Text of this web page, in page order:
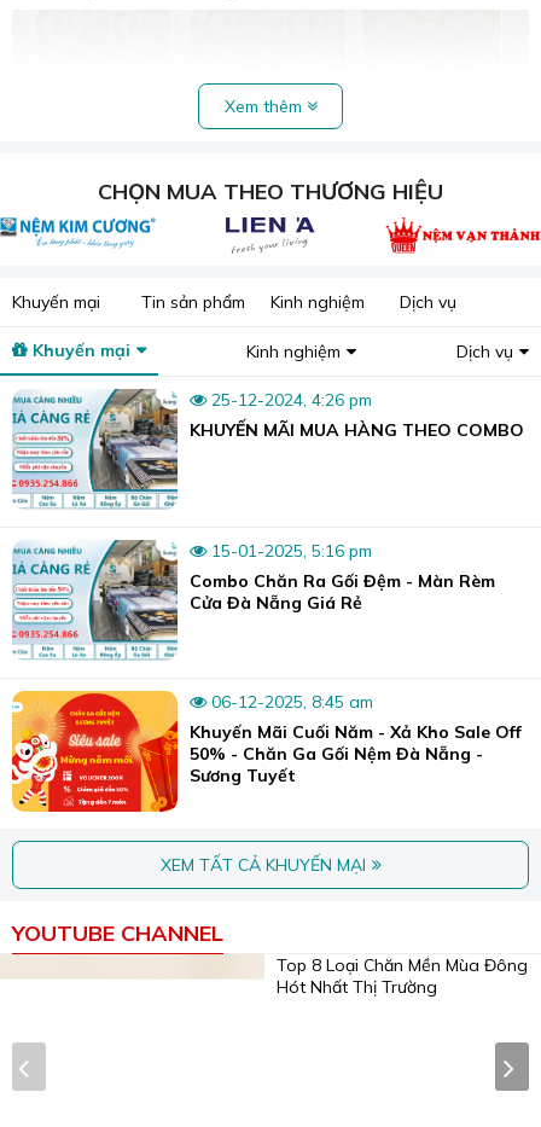
Màn roman: lựa chọn hoàn hảo cho ngôi nhà bạn.
1. Cấu Tạo Của Rèm Roman Xếp Lớp
Một bộ rèm vải xếp lớp cơ bản bao gồm tấm vải chính
được may theo các đường ngang cách đều nhau. Các
đường may này tạo thành các nếp gấp khi rèm được kéo
lên.
Cấu tạo chi tiết của rèm roman xếp lớp.
Hệ thống dây kéo và thanh đỡ phía trên đóng vai trò quan
trọng trong việc vận hành rèm.
chồng lên nhau, mở ra không gian và đón ánh sáng tự
nhiên.
Xem thêm
CHỌN MUA THEO THƯƠNG HIỆU
Khuyến mại Tin sản phẩm Kinh nghiệm Dịch vụ
Khuyến mại Kinh nghiệm Dịch vụ
25-12-2024, 4:26 pm
KHUYẾN MÃI MUA HÀNG THEO COMBO
15-01-2025, 5:16 pm
Combo Chăn Ra Gối Đệm - Màn Rèm
Cửa Đà Nẵng Giá Rẻ
06-12-2025, 8:45 am
Khuyến Mãi Cuối Năm - Xả Kho Sale Off
50% - Chăn Ga Gối Nệm Đà Nẵng -
Sương Tuyết
XEM TẤT CẢ KHUYẾN MẠI
YOUTUBE CHANNEL